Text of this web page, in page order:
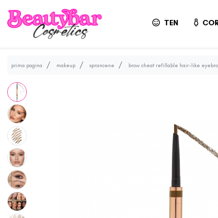
TEN
prima pagina makeup sprancene brow cheat refillable hair-like